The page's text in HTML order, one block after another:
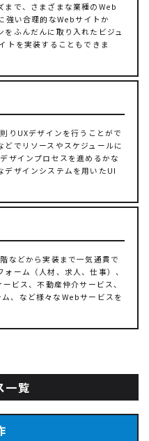
まで、さまざまな業種のWeb
強い合理的なWebサイトか
ふんだんに取り入れたビジュ
トを実装することもできま
りUXデザインを行うことがで
でリソースやスケジュールに
ザインプロセスを進めるかな
デザインシステムを用いたUI
などから実装まで一気通貫で
ーム（人材、求人、仕事）、
ビス、不動産仲介サービス、
、など様々なWebサービスを
一覧